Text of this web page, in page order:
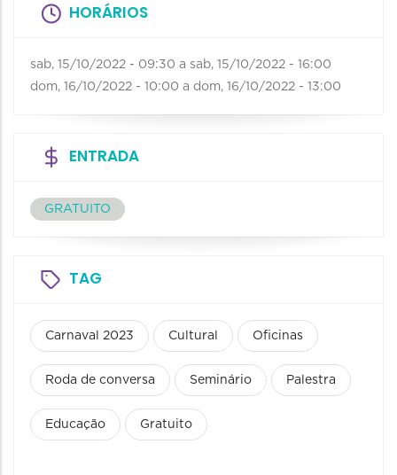
HORÁRIOS
sab, 15/10/2022 - 09:30 a sab, 15/10/2022 - 16:00
dom, 16/10/2022 - 10:00 a dom, 16/10/2022 - 13:00
ENTRADA
GRATUITO
TAG
Carnaval 2023 Cultural Oficinas
Roda de conversa Seminário Palestra
Educação Gratuito